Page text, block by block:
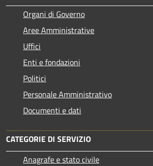
Organi di Governo
Aree Amministrative
Uffici
Enti e fondazioni
Politici
Personale Amministrativo
Documenti e dati
CATEGORIE DI SERVIZIO
Anagrafe e stato civile